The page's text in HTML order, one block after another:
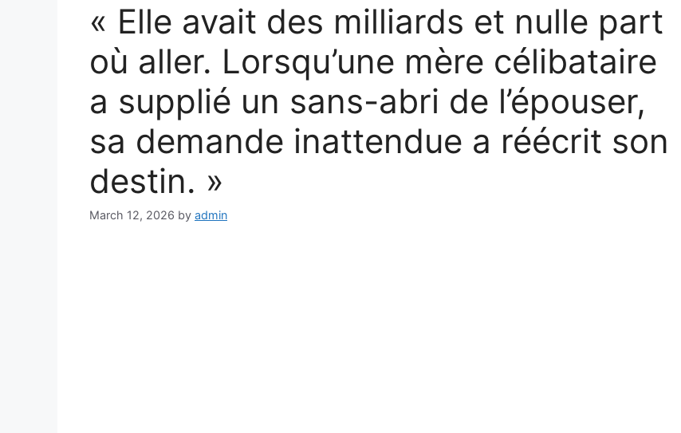
« Elle avait des milliards et nulle part
où aller. Lorsqu’une mère célibataire
a supplié un sans-abri de l’épouser,
sa demande inattendue a réécrit son
destin. »
March 12, 2026 by admin